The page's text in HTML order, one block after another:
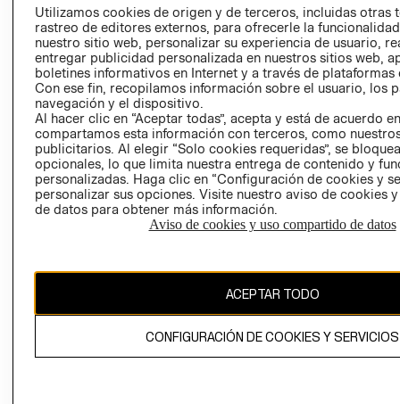
Y ÉTICA (INGLÉS)
PETICIONES
QUEJAS Y
RECLAMOS
Colombia ($)
CAMBIAR REGIÓN
propiedad de H&M Hennes & Mauritz AB.
Utilizamos cookies de origen y de terceros, incluidas otras
rastreo de editores externos, para ofrecerle la
nuestro sitio web, personalizar su experiencia de usuario,
entregar publicidad personalizada en nuestros sitios web,
boletines informativos en Internet y a través de plataformas
Con ese fin, recopilamos información sobre el usuario, los
navegación y el dispositivo.
Al hacer clic en “Aceptar todas”, acepta y está de acuerdo
compartamos esta información con terceros, como
publicitarios. Al elegir “Solo cookies requeridas”, se
opcionales, lo que limita nuestra entrega de contenido y
personalizadas. Haga clic en “Configuración de cookies y
personalizar sus opciones. Visite nuestro aviso de cookies
de datos para obtener más información.
Aviso de cookies y uso compartido de datos
ACEPTAR TODO
CONFIGURACIÓN DE COOKIES Y SERVICIOS